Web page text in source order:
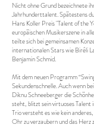
Nicht ohne Grund bezeichnete
Jahrhunderttalent. Spätestens
Hans Koller Preis "Talent of the
europäischen Musikerszene in
teilte sich bei gemeinsamen
internationalen Stars wie Biréli
Benjamin Schmid.
Mit dem neuen Programm
Sekundenschnelle. Auch wenn
Diknu Schneeberger die
steht, blitzt sein virtuoses
Trio versteht es wie kein
Ohr zu verzaubern und das Herz